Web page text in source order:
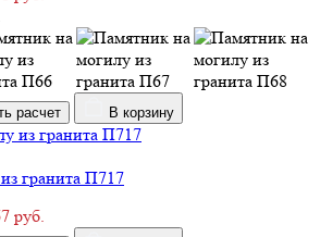
расчет В корзину
гранита П717
руб.